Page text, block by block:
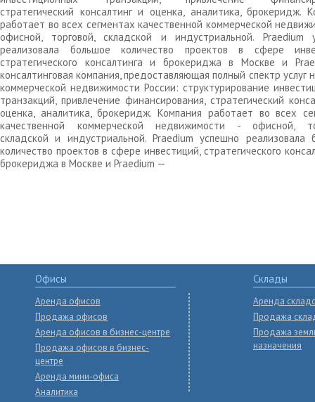
стратегический консалтинг и оценка, аналитика, брокеридж.
работает во всех сегментах качественной коммерческой
офисной, торговой, складской и индустриальной. Praedium
реализовала большое количество проектов в сфере
стратегического консалтинга и брокериджа в Москве и
консалтинговая компания, предоставляющая полный спектр услуг
коммерческой недвижимости России: структурирование
транзакций, привлечение финансирования, стратегический
оценка, аналитика, брокеридж. Компания работает во всех
качественной коммерческой недвижимости - офисной,
складской и индустриальной. Praedium успешно реализовала
количество проектов в сфере инвестиций, стратегического
брокериджа в Москве и Praedium —
Офисы
Аренда офисов
Продажа офисов
Аренда офисов в бизнес-центре
Продажа офисов в бизнес-
центре
Аренда мини-офиса
Аналитика
Склады
Аренда
Продажа
Продажа
назначения